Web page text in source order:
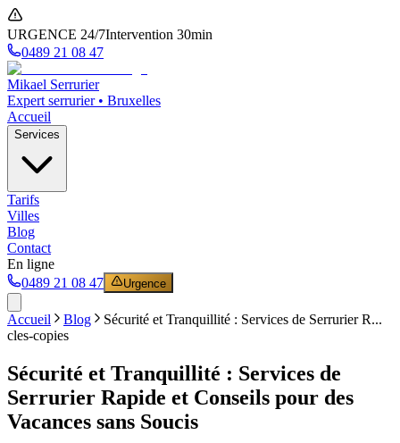
URGENCE 24/7Intervention 30min
0489 21 08 47
Mikael Serrurier
Expert serrurier • Bruxelles
Accueil
Services
Tarifs
Villes
Blog
Contact
En ligne
0489 21 08 47
Urgence
Accueil Blog
Sécurité et Tranquillité : Services de Serrurier R...
cles-copies
Sécurité et Tranquillité : Services de
Serrurier Rapide et Conseils pour des
Vacances sans Soucis